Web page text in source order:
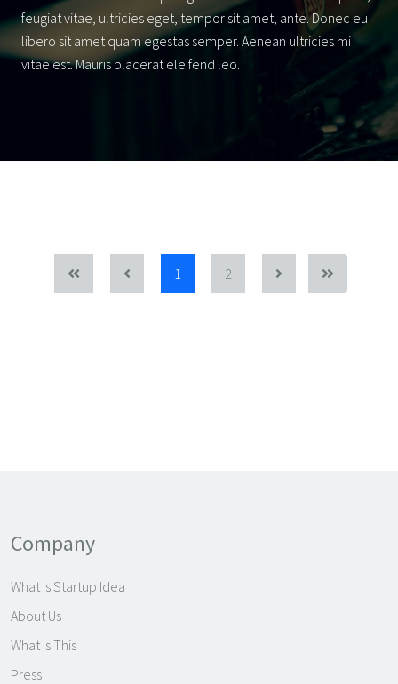
feugiat vitae, ultricies eget, tempor sit amet, ante. Donec eu
libero sit amet quam egestas semper. Aenean ultricies mi
vitae est. Mauris placerat eleifend leo.
1 2
Company
What Is Startup Idea
About Us
What Is This
Press